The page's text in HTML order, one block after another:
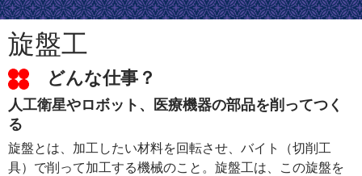
旋盤工
どんな仕事？
人工衛星やロボット、医療機器の部品を削ってつく
る
旋盤とは、加工したい材料を回転させ、バイト（切削工
具）で削って加工する機械のこと。旋盤工は、この旋盤を